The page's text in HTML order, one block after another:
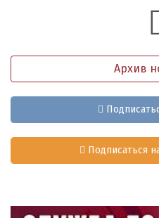
Архив
Подписаться